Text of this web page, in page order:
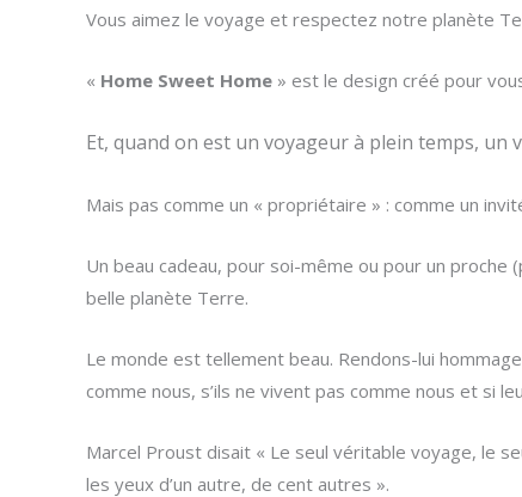
Vous aimez le voyage et respectez notre planète
« Home Sweet Home » est le design créé pour
Et, quand on est un voyageur à plein temps,
Mais pas comme un « propriétaire » : comme un
Un beau cadeau, pour soi-même ou pour un
belle planète Terre.
Le monde est tellement beau. Rendons-lui
comme nous, s’ils ne vivent pas comme nous et si
Marcel Proust disait « Le seul véritable voyage, le
les yeux d’un autre, de cent autres ».